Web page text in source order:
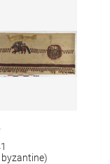
byzantine)